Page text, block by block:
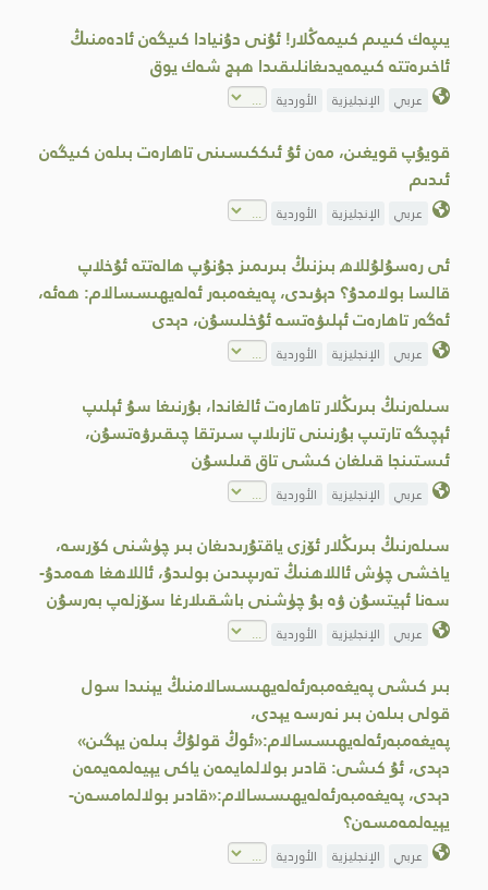
يىپەك كىيىم كىيمەڭلار! ئۇنى دۇنيادا كىيگەن ئادەمنىڭ
ئاخىرەتتە كىيمەيدىغانلىقىدا ھېچ شەك يوق
عربي الإنجليزية الأوردية
قويۇپ قويغىن، مەن ئۇ ئىككىسىنى تاھارەت بىلەن كىيگەن
ئىدىم
عربي الإنجليزية الأوردية
ئى رەسۇلۇللاھ بىزنىڭ بىرىمىز جۇنۇپ ھالەتتە ئۇخلاپ
قالسا بولامدۇ؟ دېۋىدى، پەيغەمبەر ئەلەيھىسسالام: ھەئە،
ئەگەر تاھارەت ئېلىۋەتسە ئۇخلىسۇن، دېدى
عربي الإنجليزية الأوردية
سىلەرنىڭ بىرىڭلار تاھارەت ئالغاندا، بۇرنىغا سۇ ئېلىپ
ئېچىگە تارتىپ بۇرنىنى تازىلاپ سىرتقا چىقىرۋەتسۇن،
ئىستىنجا قىلغان كىشى تاق قىلسۇن
عربي الإنجليزية الأوردية
سىلەرنىڭ بىرىڭلار ئۆزى ياقتۇرىدىغان بىر چۈشنى كۆرسە،
ياخشى چۈش ئاللاھنىڭ تەرىپىدىن بولىدۇ، ئاللاھغا ھەمدۇ-
سەنا ئېيتسۇن ۋە بۇ چۈشنى باشقىلارغا سۆزلەپ بەرسۇن
عربي الإنجليزية الأوردية
بىر كىشى پەيغەمبەرئەلەيھىسسالامنىڭ يېنىدا سول
قولى بىلەن بىر نەرسە يېدى،
پەيغەمبەرئەلەيھىسسالام:«ئوڭ قولۇڭ بىلەن يېگىن»
دېدى، ئۇ كىشى: قادىر بولالمايمەن ياكى يېيەلمەيمەن
دېدى، پەيغەمبەرئەلەيھىسسالام:«قادىر بولالمامسەن-
يېيەلمەمسەن؟
عربي الإنجليزية الأوردية